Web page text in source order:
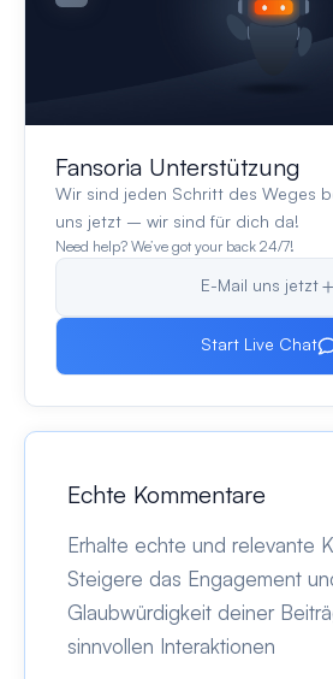
Fansoria Unterstützung
Wir sind jeden Schritt des Weges
uns jetzt – wir sind für dich da!
Need help? We’ve got your back 24/7!
E-Mail uns jetzt
Start Live Chat
Echte Kommentare
Erhalte echte und relevante
Steigere das Engagement
Glaubwürdigkeit deiner
sinnvollen Interaktionen